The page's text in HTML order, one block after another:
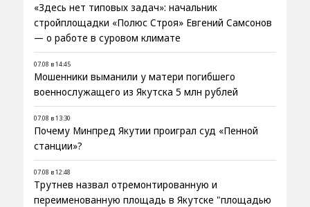
«Здесь нет типовых задач»: начальник
стройплощадки «Полюс Строя» Евгений Самсонов
— о работе в суровом климате
07.08 в 14:45
Мошенники выманили у матери погибшего
военнослужащего из Якутска 5 млн рублей
07.08 в 13:30
Почему Минпред Якутии проиграл суд «Пенной
станции»?
07.08 в 12:48
Трутнев назвал отремонтированную и
переименованную площадь в Якутске "площадью